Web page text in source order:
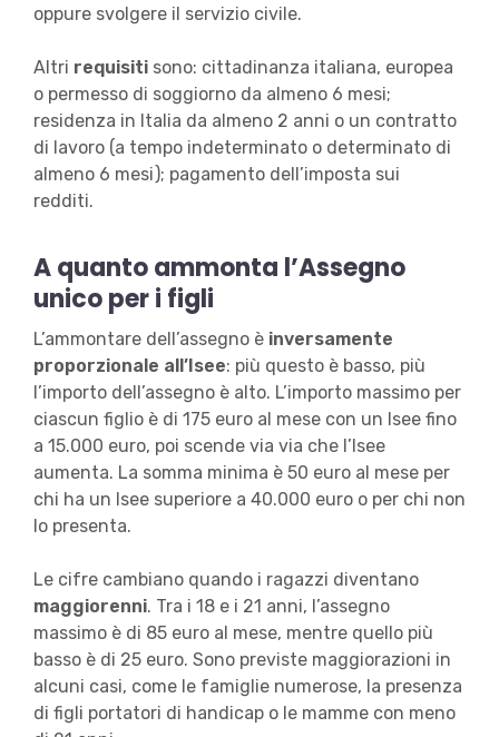
oppure svolgere il servizio civile.
Altri requisitisono: cittadinanza italiana, europea
o permesso di soggiorno da almeno 6 mesi;
residenza in Italia da almeno 2 anni o un contratto
di lavoro (a tempo indeterminato o determinato di
almeno 6 mesi); pagamento dell’imposta sui
redditi.
A quanto ammonta l’Assegno
unico per i figli
L’ammontare dell’assegno è inversamente
proporzionale all’Isee: più questo è basso, più
l’importo dell’assegno è alto. L’importo massimo per
ciascun figlio è di 175 euro al mese con un Isee fino
a 15.000 euro, poi scende via via che l’Isee
aumenta. La somma minima è 50 euro al mese per
chi ha un Isee superiore a 40.000 euro o per chi non
lo presenta.
Le cifre cambiano quando i ragazzi diventano
maggiorenni. Tra i 18 e i 21 anni, l’assegno
massimo è di 85 euro al mese, mentre quello più
basso è di 25 euro. Sono previste maggiorazioni in
alcuni casi, come le famiglie numerose, la presenza
di figli portatori di handicap o le mamme con meno